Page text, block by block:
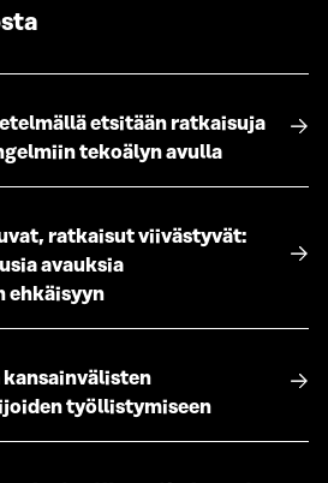
etsitään ratkaisuja
tekoälyn avulla
ratkaisut viivästyvät:
avauksia
ehkäisyyn
työllistymiseen